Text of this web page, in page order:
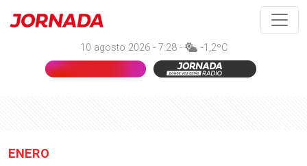
10 agosto 2026 - 7:28 - -1,2ºC
ENERO